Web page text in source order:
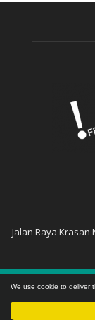
We use cookie to deliver
Jalan Raya Krasan